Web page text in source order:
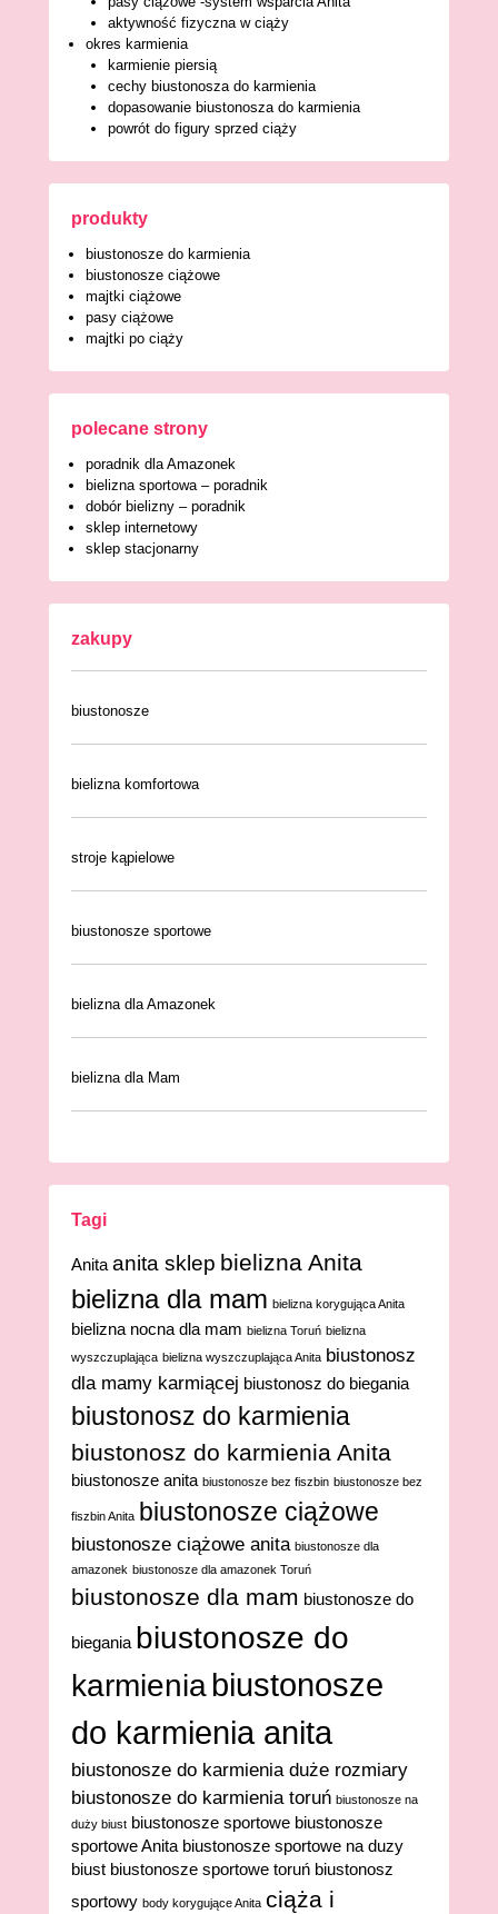
aktywność fizyczna w ciąży
okres karmienia
karmienie piersią
cechy biustonosza do karmienia
dopasowanie biustonosza do karmienia
powrót do figury sprzed ciąży
produkty
biustonosze do karmienia
biustonosze ciążowe
majtki ciążowe
pasy ciążowe
majtki po ciąży
polecane strony
poradnik dla Amazonek
bielizna sportowa – poradnik
dobór bielizny – poradnik
sklep internetowy
sklep stacjonarny
zakupy
biustonosze
bielizna komfortowa
stroje kąpielowe
biustonosze sportowe
bielizna dla Amazonek
bielizna dla Mam
Tagi
Anita anita sklep bielizna Anita
bielizna dla mam bielizna korygująca Anita
bielizna nocna dla mam bielizna Toruń bielizna
wyszczuplająca bielizna wyszczuplająca Anita biustonosz
dla mamy karmiącej biustonosz do biegania
biustonosz do karmienia
biustonosz do karmienia Anita
biustonosze anita biustonosze bez fiszbin biustonosze bez
fiszbin Anita biustonosze ciążowe
biustonosze ciążowe anita biustonosze dla
amazonek biustonosze dla amazonek Toruń
biustonosze dla mam biustonosze do
biegania biustonosze do
karmieniabiustonosze
do karmienia anita
biustonosze do karmienia duże rozmiary
biustonosze do karmienia toruń biustonosze na
duży biust biustonosze sportowe biustonosze
sportowe Anita biustonosze sportowe na duzy
biust biustonosze sportowe toruń biustonosz
sportowy body korygujące Anita ciąża i